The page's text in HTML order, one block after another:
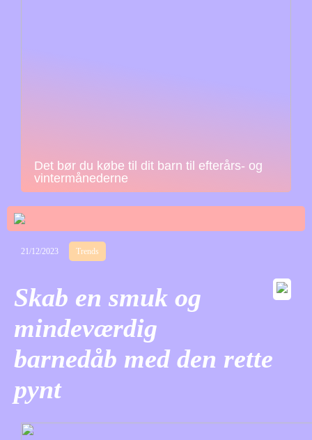
Det bør du købe til dit barn til efterårs- og
vintermånederne
21/12/2023 Trends
Skab en smuk og
mindeværdig
barnedåb med den rette
pynt